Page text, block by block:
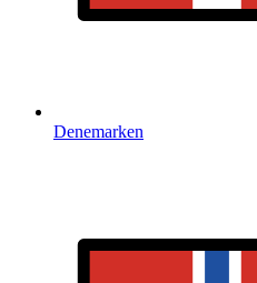
Denemarken